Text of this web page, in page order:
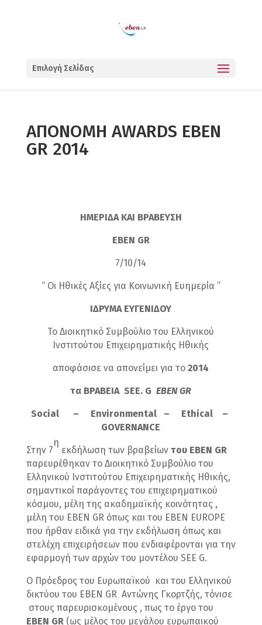
Επιλογή Σελίδας
ΑΠΟΝΟΜΗ AWARDS EBEN
GR 2014
ΗΜΕΡΙΔΑ ΚΑΙ ΒΡΑΒΕΥΣΗ
EBEN GR
7/10/14
“ Οι Ηθικές Αξίες για Κοινωνική Ευημερία ”
ΙΔΡΥΜΑ ΕΥΓΕΝΙΔΟΥ
Το Διοικητικό Συμβούλιο του Ελληνικού
Ινστιτούτου Επιχειρηματικής Ηθικής
αποφάσισε να απονείμει για το2014
τα ΒΡΑΒΕΙΑSEE. G ΕΒΕΝGR
Social – Environmental – Ethical –
GOVERNANCE
Στην 7
η
εκδήλωση των βραβείων του EBEN GR
παρευρέθηκαν το Διοικητικό Συμβούλιο του
Ελληνικού Ινστιτούτου Επιχειρηματικής Ηθικής,
σημαντικοί παράγοντες του επιχειρηματικού
κόσμου, μέλη της ακαδημαϊκής κοινότητας ,
μέλη του EBEN GR όπως και του EBEN EUROPE
που ήρθαν ειδικά για την εκδήλωση όπως και
στελέχη επιχειρήσεων που ενδιαφέρονται για την
εφαρμογή των αρχών του μοντέλου SEE G.
Ο Πρόεδρος του Ευρωπαϊκού και του Ελληνικού
δικτύου του ΕΒΕΝ GR Αντώνης Γκορτζής, τόνισε
στους παρευρισκομένους , πως το έργο του
EBEN GR(ως μέλος του μεγάλου ευρωπαικού